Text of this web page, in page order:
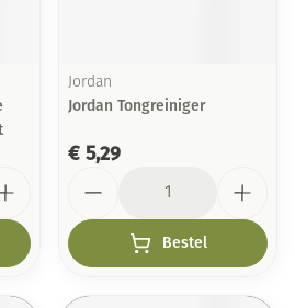
Jordan
Jordan Tongreiniger
€ 5,29
Bestel